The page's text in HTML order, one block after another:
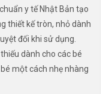
y tế Nhật Bản tạo
thiết kế tròn, nhỏ dành
đối khi sử dụng.
dành cho các bé
một cách nhẹ nhàng